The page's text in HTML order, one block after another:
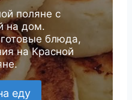
поляне с
на дом.
блюда,
на Красной
еду